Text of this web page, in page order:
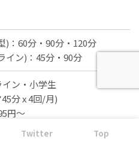
)：60分・90分・120分
イン)：45分・90分
イン・小学生
分 x 4回/月)
円～
Twitter Top